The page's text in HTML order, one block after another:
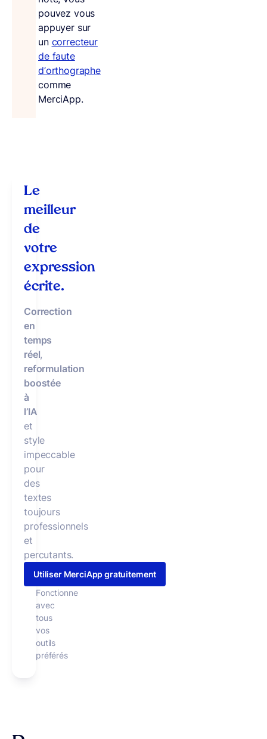
pouvez vous
appuyer sur
un correcteur
de faute
d’orthographe
comme
MerciApp.
Le
meilleur
de
votre
expression
écrite.
Correction
en
temps
réel,
reformulation
boostée
à
l’IA
et
style
impeccable
pour
des
textes
toujours
professionnels
et
percutants.
Utiliser MerciApp gratuitement
Fonctionne
avec
tous
vos
outils
préférés